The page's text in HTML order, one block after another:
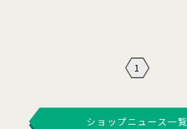
1
ショップニュース一覧